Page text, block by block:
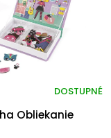
Obliekanie
DOSTUPNÉ